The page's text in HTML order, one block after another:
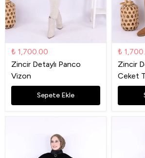
₺ 1,700.00
Zincir Detaylı Panco
Vizon
Sepete Ekle
₺
Zincir
Ceket